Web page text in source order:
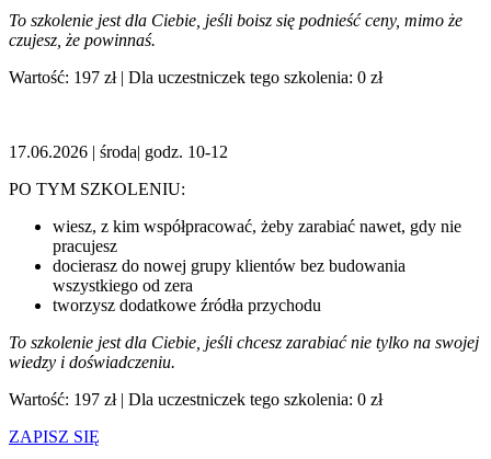
To szkolenie jest dla Ciebie, jeśli boisz się podnieść ceny, mimo że
czujesz, że powinnaś.
Wartość: 197 zł | Dla uczestniczek tego szkolenia: 0 zł
17.06.2026 | środa| godz. 10-12
PO TYM SZKOLENIU:
wiesz, z kim współpracować, żeby zarabiać nawet, gdy nie
pracujesz
docierasz do nowej grupy klientów bez budowania
wszystkiego od zera
tworzysz dodatkowe źródła przychodu
To szkolenie jest dla Ciebie, jeśli chcesz zarabiać nie tylko na swojej
wiedzy i doświadczeniu.
Wartość: 197 zł | Dla uczestniczek tego szkolenia: 0 zł
ZAPISZ SIĘ